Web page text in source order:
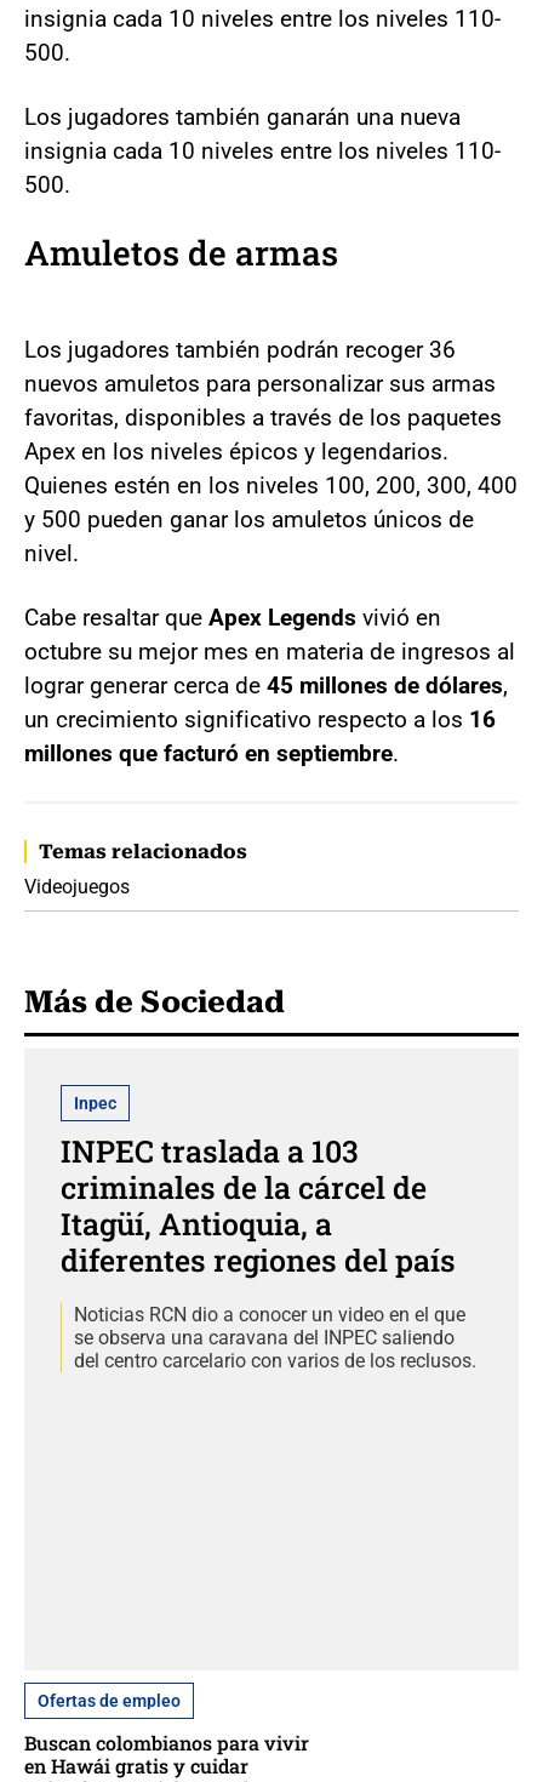
insignia cada 10 niveles entre los niveles 110-
500.
Los jugadores también ganarán una nueva
insignia cada 10 niveles entre los niveles 110-
500.
Amuletos de armas
Los jugadores también podrán recoger 36
nuevos amuletos para personalizar sus armas
favoritas, disponibles a través de los paquetes
Apex en los niveles épicos y legendarios.
Quienes estén en los niveles 100, 200, 300, 400
y 500 pueden ganar los amuletos únicos de
nivel.
Cabe resaltar que Apex Legends vivió en
octubre su mejor mes en materia de ingresos al
lograr generar cerca de 45 millones de dólares,
un crecimiento significativo respecto a los 16
millones que facturó en septiembre.
Temas relacionados
Videojuegos
Más de Sociedad
Inpec
INPEC traslada a 103
criminales de la cárcel de
Itagüí, Antioquia, a
diferentes regiones del país
Noticias RCN dio a conocer un video en el que
se observa una caravana del INPEC saliendo
del centro carcelario con varios de los reclusos.
Ofertas de empleo
Buscan colombianos para vivir
en Hawái gratis y cuidar